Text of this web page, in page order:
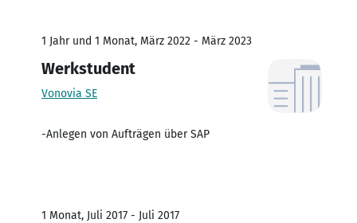
1 Jahr und 1 Monat, März 2022 - März 2023
Werkstudent
Vonovia SE
-Anlegen von Aufträgen über SAP
1 Monat, Juli 2017 - Juli 2017